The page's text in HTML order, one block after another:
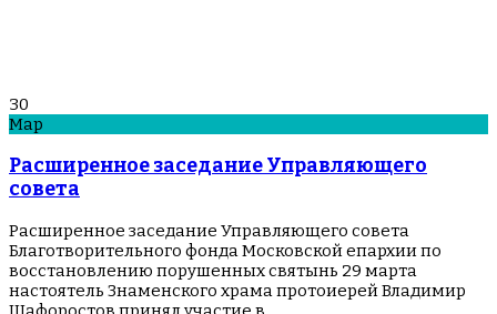
30
Мар
Расширенное заседание Управляющего
совета
Расширенное заседание Управляющего совета
Благотворительного фонда Московской епархии по
восстановлению порушенных святынь 29 марта
настоятель Знаменского храма протоиерей Владимир